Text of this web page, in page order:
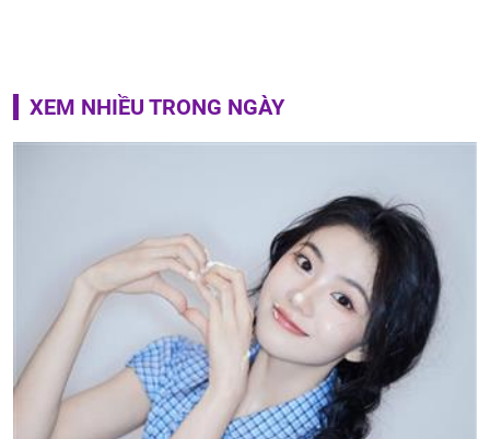
XEM NHIỀU TRONG NGÀY